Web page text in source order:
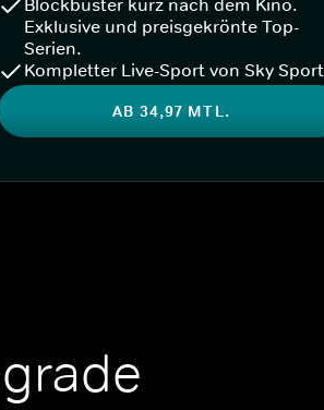
Exklusive und preisgekrönte Top-
Serien.
Kompletter Live-Sport von Sky Sport
AB 34,97 MTL.